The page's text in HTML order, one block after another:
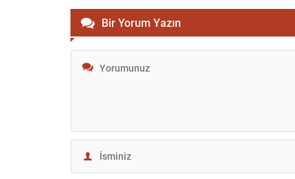
Bir Yorum Yazın